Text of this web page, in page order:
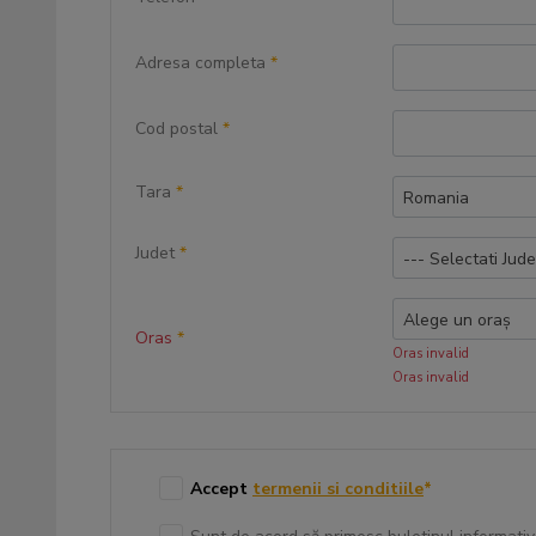
Adresa completa *
Cod postal *
Tara * Romania
Judet * --- Selectati
Oras *
Alege un oraș
Oras invalid
Oras invalid
Accept termenii si conditiile*